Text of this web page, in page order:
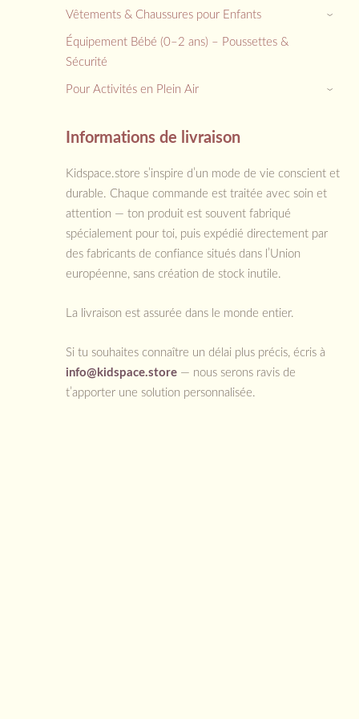
Vêtements & Chaussures pour Enfants ›
Équipement Bébé (0–2 ans) – Poussettes &
Sécurité
Pour Activités en Plein Air
›
Informations de livraison
Kidspace.store s’inspire d’un mode de vie conscient et
durable. Chaque commande est traitée avec soin et
attention — ton produit est souvent fabriqué
spécialement pour toi, puis expédié directement par
des fabricants de confiance situés dans l’Union
européenne, sans création de stock inutile.
La livraison est assurée dans le monde entier.
Si tu souhaites connaître un délai plus précis, écris à
info@kidspace.store — nous serons ravis de
t’apporter une solution personnalisée.